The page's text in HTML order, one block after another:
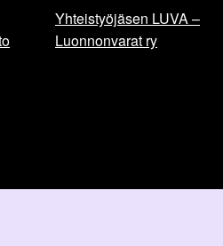
Yhteistyöjäsen LUVA –
Luonnonvarat ry